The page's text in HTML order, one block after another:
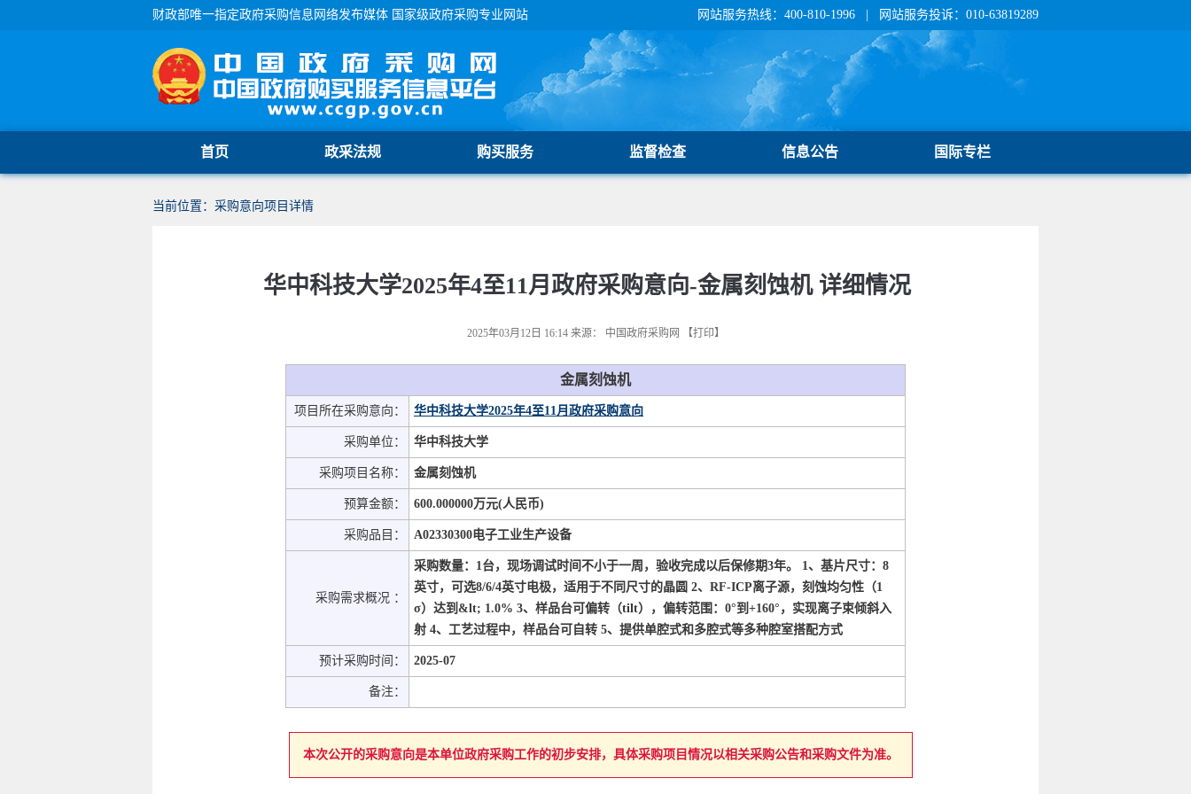
财政部唯一指定政府采购信息网络发布媒体 国家级政府采购专业网站 网站服务热线：400-810-1996 | 网站服务投诉：010-63819289
首页 政采法规 购买服务 监督检查 信息公告 国际专栏
当前位置：采购意向项目详情
华中科技大学2025年4至11月政府采购意向-金属刻蚀机 详细情况
2025年03月12日 16:14 来源： 中国政府采购网 【打印】
金属刻蚀机
项目所在采购意向： 华中科技大学2025年4至11月政府采购意向
采购单位： 华中科技大学
采购项目名称： 金属刻蚀机
预算金额： 600.000000万元(人民币)
采购品目： A02330300电子工业生产设备
采购需求概况 ：
采购数量：1台，现场调试时间不小于一周，验收完成以后保修期3年。 1、基片尺寸：8
英寸，可选8/6/4英寸电极，适用于不同尺寸的晶圆 2、RF-ICP离子源，刻蚀均匀性（1
σ）达到&lt; 1.0% 3、样品台可偏转（tilt），偏转范围：0°到+160°，实现离子束倾斜入
射 4、工艺过程中，样品台可自转 5、提供单腔式和多腔式等多种腔室搭配方式
预计采购时间： 2025-07
备注：
本次公开的采购意向是本单位政府采购工作的初步安排，具体采购项目情况以相关采购公告和采购文件为准。